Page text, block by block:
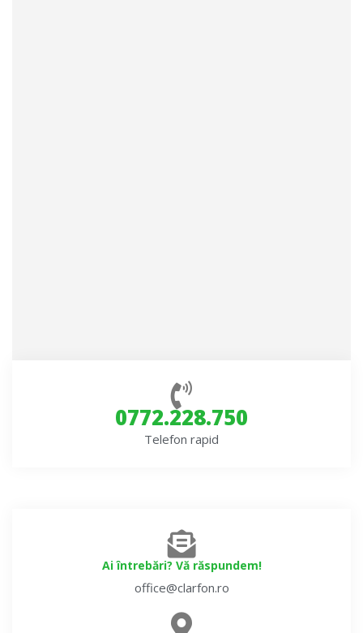
0772.228.750
Telefon rapid
Ai întrebări? Vă răspundem!
office@clarfon.ro